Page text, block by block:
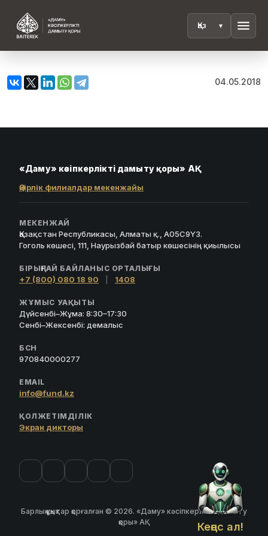
menu
Кеңес ал!
04.05.2018
«Даму» кәсіпкерлікті дамыту қоры» АҚ
Өңірлік филиалдар мекенжайы
МЕКЕНЖАЙ
Қазақстан Республикасы, Алматы қ., A05C9Y3.
Гоголь көшесі, 111, Наурызбай батыр көшесінің қиылысы
БІРЫҢҒАЙ БАЙЛАНЫС ОРТАЛЫҒЫ
+7 (800) 080 18 90 1408
ЖҰМЫС УАҚЫТЫ
Дүйсенбі–Жұма: 8:30–17:30
Сенбі–Жексенбі: демалыс
БСН
970840000277
EMAIL
info@fund.kz
ҚОЛЖЕТІМДІЛІК
Экран дикторы
Барлық құқықтар қорғалған © 2026. «Даму» кәсіпкерлікті дамыту
қоры» АҚ